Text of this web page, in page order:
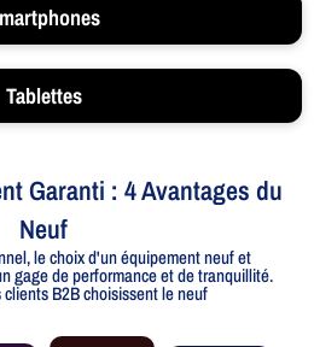
Tablettes
Garanti : 4 Avantages du
Neuf
le choix d'un équipement neuf et
gage de performance et de tranquillité.
clients B2B choisissent le neuf